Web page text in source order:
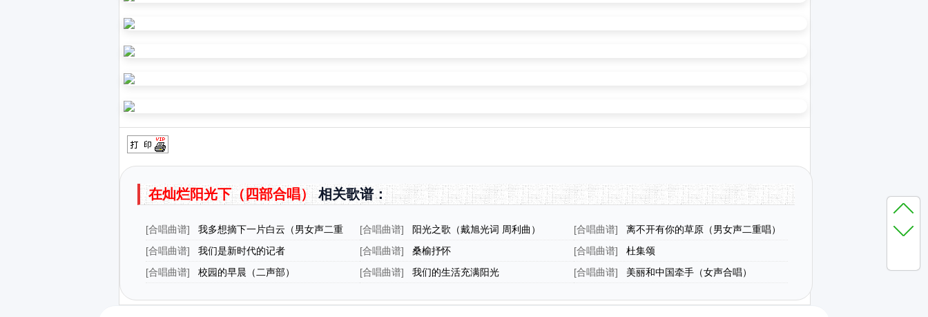
在灿烂阳光下（四部合唱）相关歌谱：
[合唱曲谱]
我多想摘下一片白云（男女声二重
唱）
[合唱曲谱] 阳光之歌（戴旭光词 周利曲） [合唱曲谱]
离不开有你的草原（男女声二重唱）
[合唱曲谱] 我们是新时代的记者 [合唱曲谱] 桑榆抒怀 [合唱曲谱]
杜集颂
[合唱曲谱] 校园的早晨（二声部） [合唱曲谱] 我们的生活充满阳光 [合唱曲谱] 美丽和中国牵手（女声合唱）